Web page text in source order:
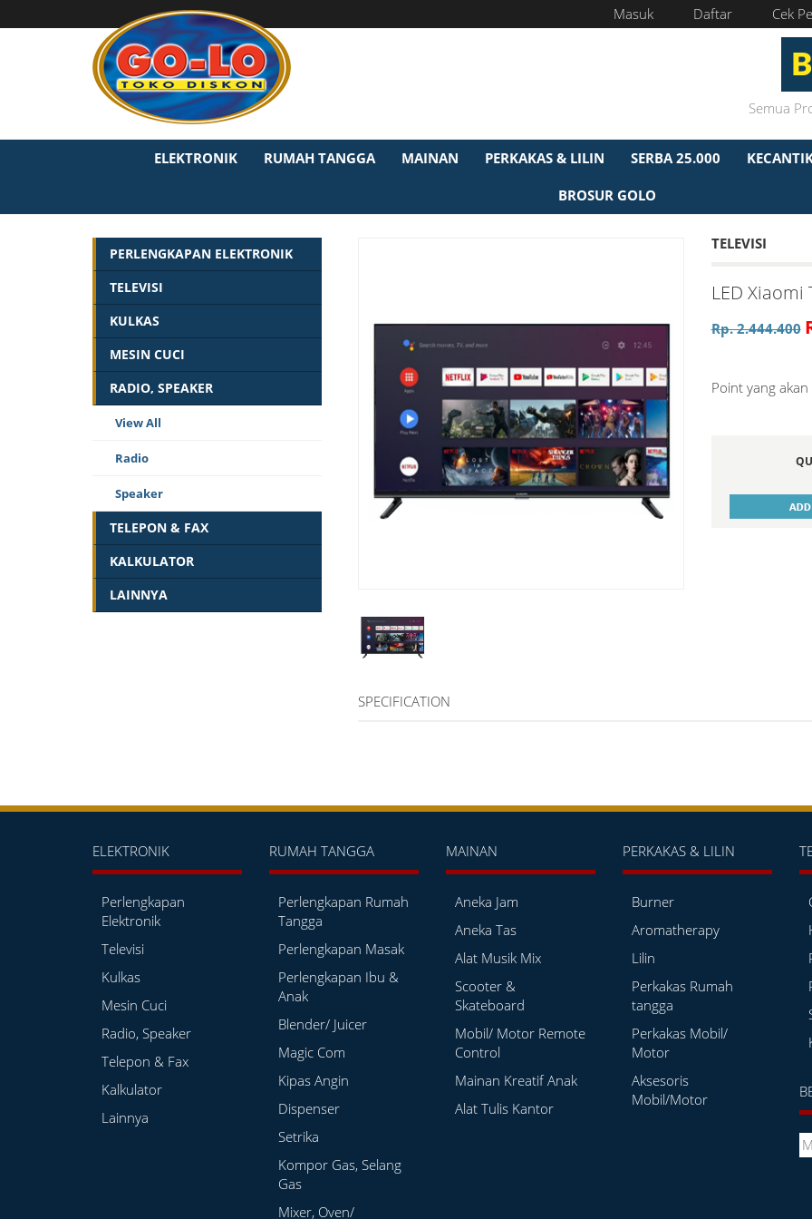
Masuk Daftar Cek
ELEKTRONIK RUMAH TANGGA MAINAN PERKAKAS & LILIN SERBA 25.000
BROSUR GOLO
PERLENGKAPAN ELEKTRONIK
TELEVISI
KULKAS
MESIN CUCI
RADIO, SPEAKER
View All
Radio
Speaker
TELEPON & FAX
KALKULATOR
LAINNYA
TELEVISI
LED Xiaomi
Rp. 2.444.400
Point yang
SPECIFICATION
ELEKTRONIK
Perlengkapan
Elektronik
Televisi
Kulkas
Mesin Cuci
Radio, Speaker
Telepon & Fax
Kalkulator
Lainnya
RUMAH TANGGA
Perlengkapan Rumah
Tangga
Perlengkapan Masak
Perlengkapan Ibu &
Anak
Blender/ Juicer
Magic Com
Kipas Angin
Dispenser
Setrika
Kompor Gas, Selang
Gas
Mixer, Oven/
MAINAN
Aneka Jam
Aneka Tas
Alat Musik Mix
Scooter &
Skateboard
Mobil/ Motor Remote
Control
Mainan Kreatif Anak
Alat Tulis Kantor
PERKAKAS & LILIN
Burner
Aromatherapy
Lilin
Perkakas Rumah
tangga
Perkakas Mobil/
Motor
Aksesoris
Mobil/Motor